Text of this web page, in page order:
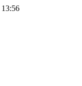
13:56